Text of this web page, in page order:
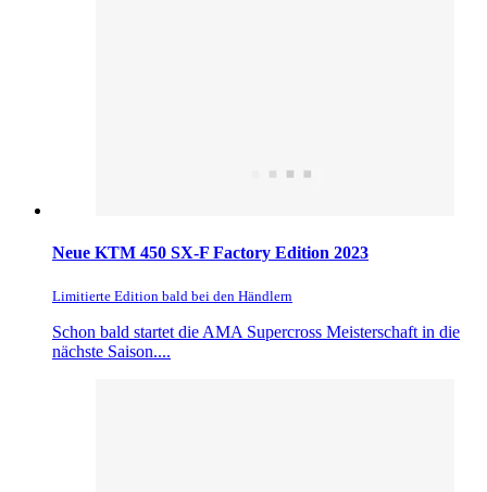
Neue KTM 450 SX-F Factory Edition 2023
Limitierte Edition bald bei den Händlern
Schon bald startet die AMA Supercross Meisterschaft in die
nächste Saison....